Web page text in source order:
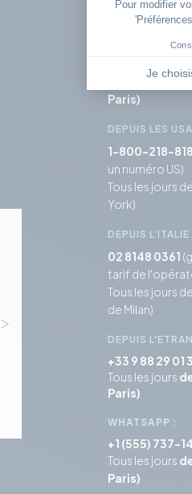
Contactez-
DEPUIS LA
Tous les jours
Paris)
DEPUIS LES
1-800-218-
un numéro US)
Tous les jours de
York)
DEPUIS L'ITALIE
02 8148 0361
tarif de
Tous les jours de
de Milan)
DEPUIS
+33 9 88 29 01
Tous les jours
Paris)
WHATSAPP :
+1 (555) 737-
Tous les jours
Paris)